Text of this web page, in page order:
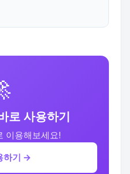
로 사용하기
이용해보세요!
하기 →